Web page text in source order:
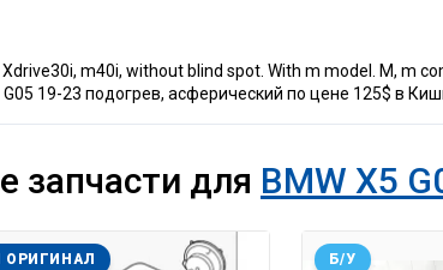
m40i, without blind spot. With m model. M, m
19-23 подогрев, асферический по цене 125$ в
запчасти для BMW X5
ОРИГИНАЛ Б/У